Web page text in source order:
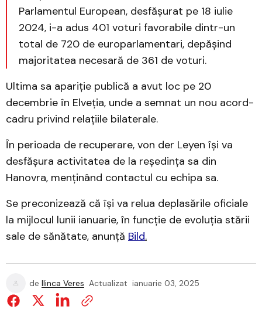
Parlamentul European, desfășurat pe 18 iulie
2024, i-a adus 401 voturi favorabile dintr-un
total de 720 de europarlamentari, depășind
majoritatea necesară de 361 de voturi.
Ultima sa apariție publică a avut loc pe 20
decembrie în Elveția, unde a semnat un nou acord-
cadru privind relațiile bilaterale.
În perioada de recuperare, von der Leyen își va
desfășura activitatea de la reședința sa din
Hanovra, menținând contactul cu echipa sa.
Se preconizează că își va relua deplasările oficiale
la mijlocul lunii ianuarie, în funcție de evoluția stării
sale de sănătate, anunță Bild.
de Ilinca Veres Actualizat ianuarie 03, 2025